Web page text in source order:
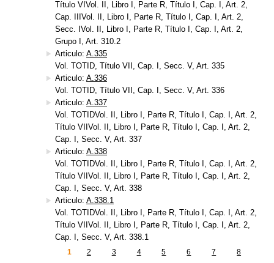
Título VIVol. II, Libro I, Parte R, Título I, Cap. I, Art. 2,
Cap. IIIVol. II, Libro I, Parte R, Título I, Cap. I, Art. 2,
Secc. IVol. II, Libro I, Parte R, Título I, Cap. I, Art. 2,
Grupo I, Art. 310.2
Articulo: A.335
Vol. TOTID, Título VII, Cap. I, Secc. V, Art. 335
Articulo: A.336
Vol. TOTID, Título VII, Cap. I, Secc. V, Art. 336
Articulo: A.337
Vol. TOTIDVol. II, Libro I, Parte R, Título I, Cap. I, Art. 2,
Título VIIVol. II, Libro I, Parte R, Título I, Cap. I, Art. 2,
Cap. I, Secc. V, Art. 337
Articulo: A.338
Vol. TOTIDVol. II, Libro I, Parte R, Título I, Cap. I, Art. 2,
Título VIIVol. II, Libro I, Parte R, Título I, Cap. I, Art. 2,
Cap. I, Secc. V, Art. 338
Articulo: A.338.1
Vol. TOTIDVol. II, Libro I, Parte R, Título I, Cap. I, Art. 2,
Título VIIVol. II, Libro I, Parte R, Título I, Cap. I, Art. 2,
Cap. I, Secc. V, Art. 338.1
1 2 3 4 5 6 7 8